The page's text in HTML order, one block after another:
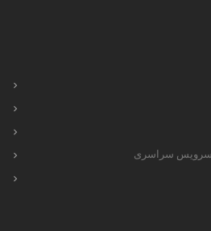
سرویس سراسری